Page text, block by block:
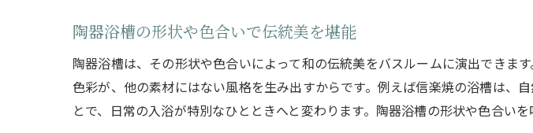
陶器浴槽の形状や色合いで伝統美を堪能
陶器浴槽は、その形状や色合いによって和の伝統美をバスルームに演出できま
色彩が、他の素材にはない風格を生み出すからです。例えば信楽焼の浴槽は、
とで、日常の入浴が特別なひとときへと変わります。陶器浴槽の形状や色合い